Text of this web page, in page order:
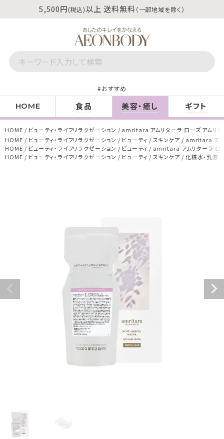
5,500円(税込)以上 送料無料 （一部地域を除く）
おすすめ
HOME 食品 美容・癒し ギフト
HOME ビューティ・ライフリラクゼーション
amritara アムリターラ ローズ アムリ
HOME
ビューティ・ライフリラクゼーション ビューティ スキンケア
amritara アム
HOME
ビューティ・ライフリラクゼーション ビューティ
amritara アムリターラ ロ
HOME
ビューティ・ライフリラクゼーション ビューティ スキンケア 化粧水・乳液